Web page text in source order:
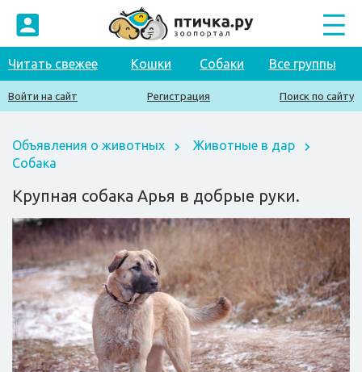
Читать свежее Кошки Собаки Все группы
Войти на сайт Регистрация Поиск по сайту
Объявления о животных
Животные в дар
Собака
Крупная собака Арья в добрые руки.